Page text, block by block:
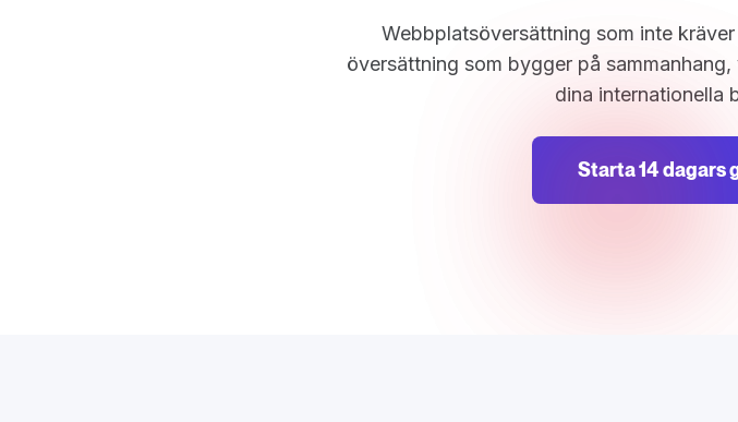
Webbplatsöversättning som inte
översättning som bygger på
dina internationella
Starta 14 dagars